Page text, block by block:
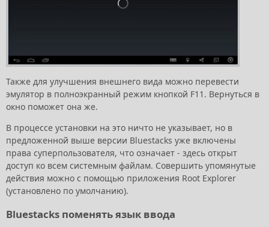
Также для улучшения внешнего вида можно перевести
эмулятор в полноэкранный режим кнопкой F11. Вернуться в
окно поможет она же.
В процессе установки на это ничто не указывает, но в
предложенной выше версии Bluestacks уже включены
права суперпользователя, что означает - здесь открыт
доступ ко всем системным файлам. Совершить упомянутые
действия можно с помощью приложения Root Explorer
(установлено по умолчанию).
Bluestacks поменять язык ввода